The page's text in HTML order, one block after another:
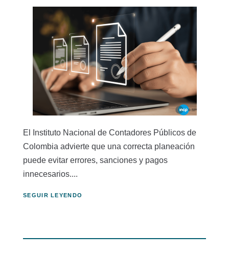
El Instituto Nacional de Contadores Públicos de
Colombia advierte que una correcta planeación
puede evitar errores, sanciones y pagos
innecesarios....
SEGUIR LEYENDO